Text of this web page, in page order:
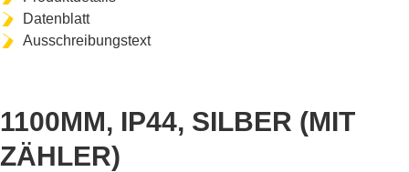
Datenblatt
Ausschreibungstext
1100MM, IP44, SILBER (MIT
ZÄHLER)